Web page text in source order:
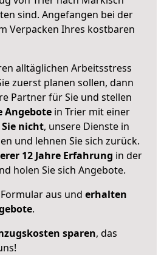
sind. Angefangen bei der
Verpacken Ihres kostbaren
alltäglichen Arbeitsstress
zuerst planen sollen, dann
Partner für Sie und stellen
Angebote in Trier mit einer
nicht, unsere Dienste in
und lehnen Sie sich zurück.
12 Jahre Erfahrung in der
holen Sie sich Angebote.
aus und erhalten
.
sparen, das